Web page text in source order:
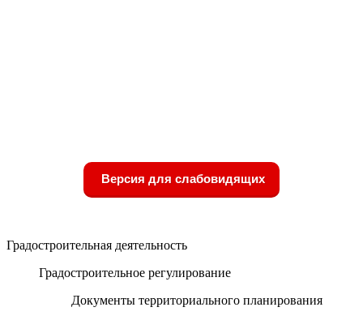
Версия для слабовидящих
Градостроительная деятельность
Градостроительное регулирование
Документы территориального планирования